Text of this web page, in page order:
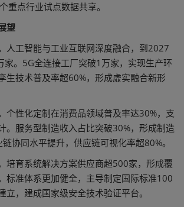
重点行业试点数据共享。
望
人工智能与工业互联网深度融合，到2027
家。5G全连接工厂突破1万家，实现生产环
生技术普及率超60%，形成虚实融合新形
个性化定制在消费品领域普及率达30%，支
。服务型制造收入占比突破30%，形成制造
协同水平提升，供应链可视化率超80%。
培育系统解决方案供应商超500家，形成覆
标准体系更加健全，主导制定国际标准100
立，建成国家级安全技术验证平台。